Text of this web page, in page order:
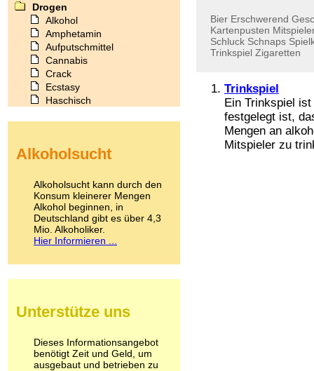
Bier Erschwerend
Kartenpusten
Schluck Schnaps
Trinkspiel Zigaretten
Trinkspiel
Ein Trinkspiel
festgelegt ist,
Mengen an
Mitspieler zu
Drogen
Alkohol
Amphetamin
Aufputschmittel
Cannabis
Crack
Ecstasy
Haschisch
Kokain
LSD
Marihuana
Medikamente
Meskalin
Metamphetamin
Methadon
Pilze
Psychopharmaka
Schlafmittel
Schmerzmittel
Alkoholsucht
Alkoholsucht kann durch den
Konsum kleinerer Mengen
Alkohol beginnen, in
Deutschland gibt es über 4,3
Mio. Alkoholiker.
Hier Informieren ...
Unterstütze uns
Dieses Informationsangebot
benötigt Zeit und Geld, um
ausgebaut und betrieben zu